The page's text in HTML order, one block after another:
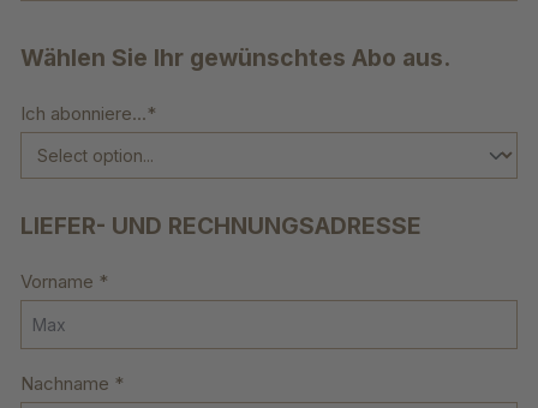
Wählen Sie Ihr gewünschtes Abo aus.
Ich abonniere...*
LIEFER- UND RECHNUNGSADRESSE
Vorname *
Nachname *